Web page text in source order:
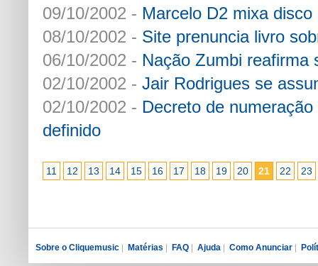
09/10/2002 - Marcelo D2 mixa
08/10/2002 - Site prenuncia livro
06/10/2002 - Nação Zumbi reafirma
02/10/2002 - Jair Rodrigues se
02/10/2002 - Decreto de
definido
11 12 13 14 15 16 17 18 19 20 21 22 23
Sobre o Cliquemusic Matérias FAQ Ajuda Como Anunciar